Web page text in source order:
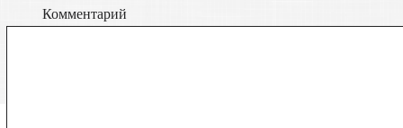
Комментарий